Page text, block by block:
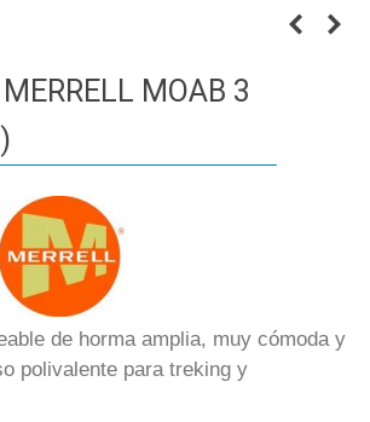
MOAB 3
de horma amplia, muy cómoda y
polivalente para treking y